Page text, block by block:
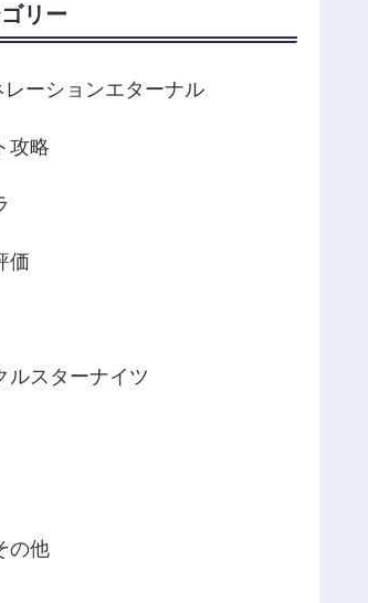
リー
レーションエターナル
攻略
価
ルスターナイツ
の他